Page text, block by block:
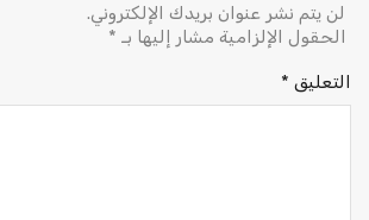
لن يتم نشر عنوان بريدك الإلكتروني.
الحقول الإلزامية مشار إليها بـ *
التعليق *